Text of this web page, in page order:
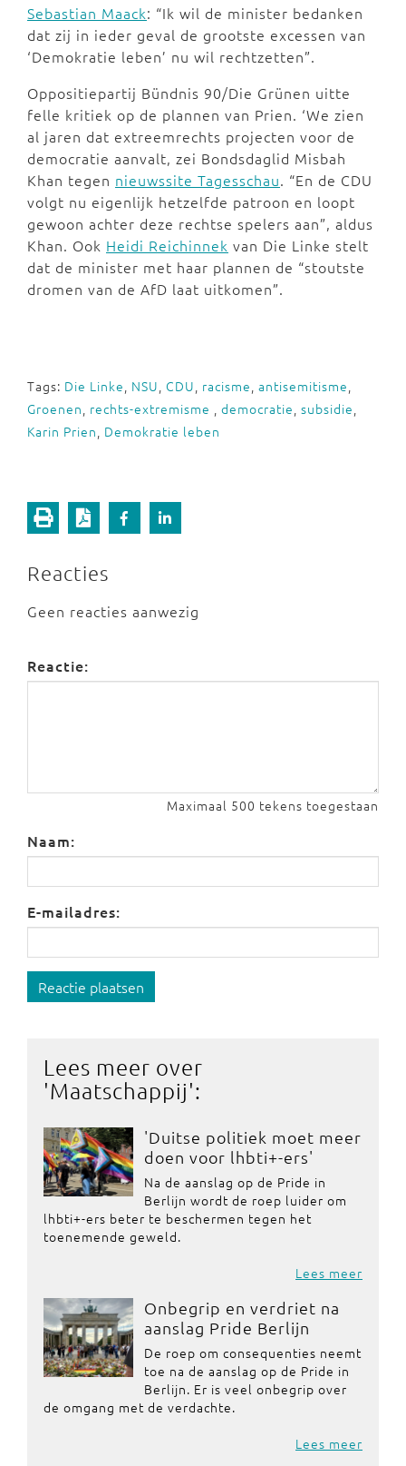
Sebastian Maack: “Ik wil de minister bedanken
dat zij in ieder geval de grootste excessen van
‘Demokratie leben’ nu wil rechtzetten”.
Oppositiepartij Bündnis 90/Die Grünen uitte
felle kritiek op de plannen van Prien. ‘We zien
al jaren dat extreemrechts projecten voor de
democratie aanvalt, zei Bondsdaglid Misbah
Khan tegen nieuwssite Tagesschau. “En de CDU
volgt nu eigenlijk hetzelfde patroon en loopt
gewoon achter deze rechtse spelers aan”, aldus
Khan. Ook Heidi Reichinnek van Die Linke stelt
dat de minister met haar plannen de “stoutste
dromen van de AfD laat uitkomen”.
Tags: Die Linke NSU CDU racisme antisemitisme
Groenen rechts-extremisme democratie subsidie
Karin Prien Demokratie leben
Reacties
Geen reacties aanwezig
Reactie:
Maximaal 500 tekens toegestaan
Naam:
E-mailadres:
Reactie plaatsen
Lees meer over
'Maatschappij':
'Duitse politiek moet meer
doen voor lhbti+-ers'
Na de aanslag op de Pride in
Berlijn wordt de roep luider om
lhbti+-ers beter te beschermen tegen het
toenemende geweld.
Lees meer
Onbegrip en verdriet na
aanslag Pride Berlijn
De roep om consequenties neemt
toe na de aanslag op de Pride in
Berlijn. Er is veel onbegrip over
de omgang met de verdachte.
Lees meer